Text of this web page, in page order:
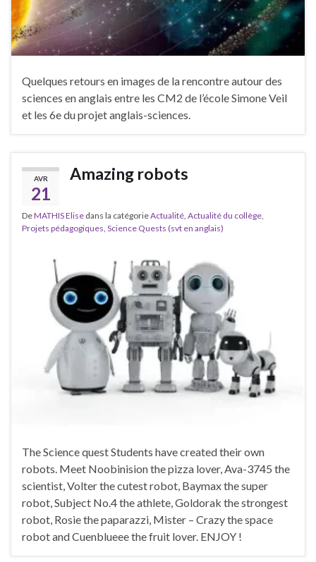
Quelques retours en images de la rencontre autour des
sciences en anglais entre les CM2 de l’école Simone Veil
et les 6e du projet anglais-sciences.
AVR
21
Amazing robots
DeMATHIS Elise dans la catégorieActualité Actualité du collège
Projets pédagogiques Science Quests (svt en anglais)
The Science quest Students have created their own
robots. Meet Noobinision the pizza lover, Ava-3745 the
scientist, Volter the cutest robot, Baymax the super
robot, Subject No.4 the athlete, Goldorak the strongest
robot, Rosie the paparazzi, Mister – Crazy the space
robot and Cuenblueee the fruit lover. ENJOY !